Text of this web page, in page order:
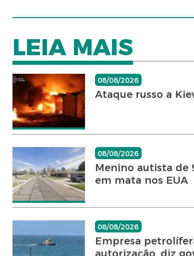
LEIA MAIS
08/08/2026
Ataque russo a
08/08/2026
Menino autista de
em mata nos EUA
08/08/2026
Empresa